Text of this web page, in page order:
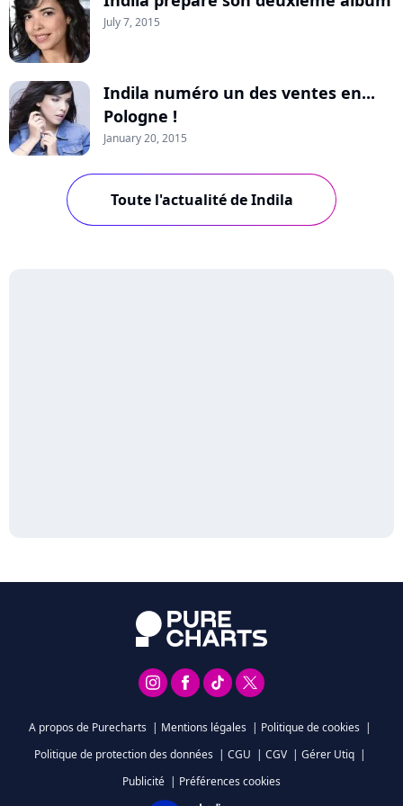
July 7, 2015
Indila numéro un des ventes en...
Pologne !
January 20, 2015
Toute l'actualité de Indila
A propos de Purecharts | Mentions légales | Politique de cookies |
Politique de protection des données | CGU | CGV | Gérer Utiq |
Publicité | Préférences cookies